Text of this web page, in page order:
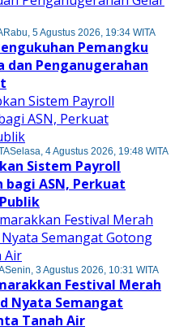
Rabu, 5 Agustus 2026, 19:34 WITA
Pemangku
dan Penganugerahan
Selasa, 4 Agustus 2026, 19:48 WITA
Sistem Payroll
bagi ASN, Perkuat
Senin, 3 Agustus 2026, 10:31 WITA
Festival Merah
Nyata Semangat
Tanah Air